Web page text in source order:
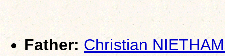
Father: Christian